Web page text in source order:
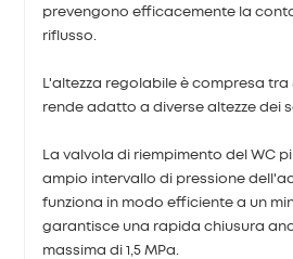
prevengono efficacemente la
riflusso.
L'altezza regolabile è compresa tra
rende adatto a diverse altezze dei
La valvola di riempimento del WC
ampio intervallo di pressione
funziona in modo efficiente a un
garantisce una rapida chiusura
massima di 1,5 MPa.